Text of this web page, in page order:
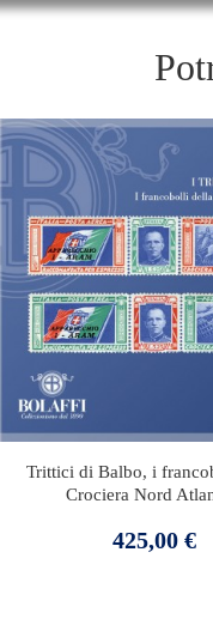
Trittici di Balbo, i
Crociera Nord
Prezzo
425,00 €